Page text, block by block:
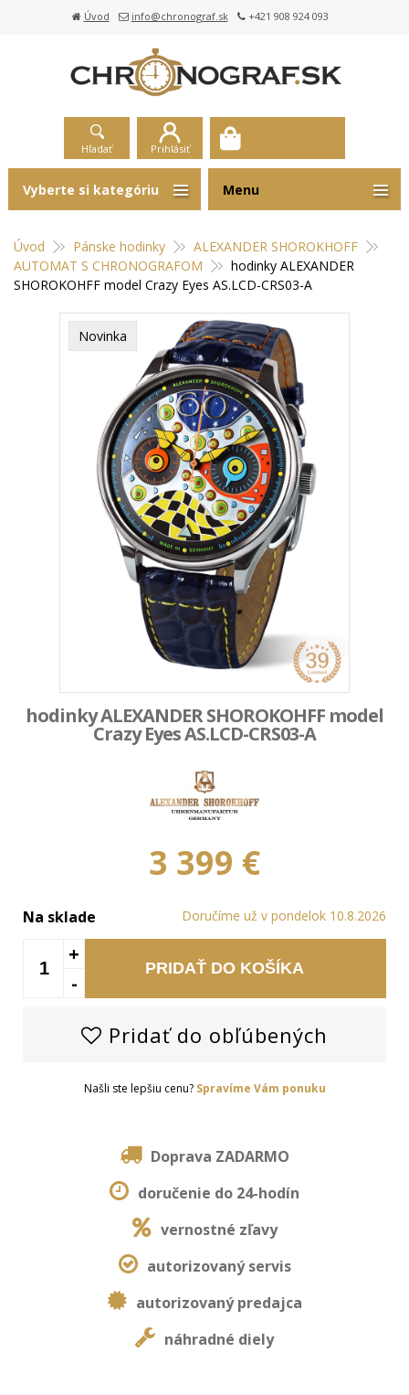
Úvod info@chronograf.sk +421 908 924 093
Hľadať Prihlásiť
Úvod Pánske hodinky
ALEXANDER SHOROKHOFF
AUTOMAT S CHRONOGRAFOM
hodinky ALEXANDER
SHOROKOHFF model Crazy Eyes AS.LCD-CRS03-A
Novinka
hodinky ALEXANDER SHOROKOHFF model
Crazy Eyes AS.LCD-CRS03-A
3 399 €
Na sklade Doručíme už v pondelok 10.8.2026
PRIDAŤ DO KOŠÍKA
+
-
Pridať do obľúbených
Našli ste lepšiu cenu? Spravíme Vám ponuku
Doprava ZADARMO
doručenie do 24-hodín
vernostné zľavy
autorizovaný servis
autorizovaný predajca
náhradné diely
Vyberte si kategóriu Menu